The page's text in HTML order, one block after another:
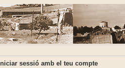
Iniciar sessió amb el teu compte